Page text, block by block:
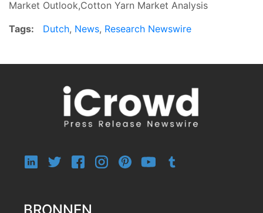
Market Outlook,Cotton Yarn Market Analysis
Tags:
Dutch, News, Research Newswire
BRONNEN